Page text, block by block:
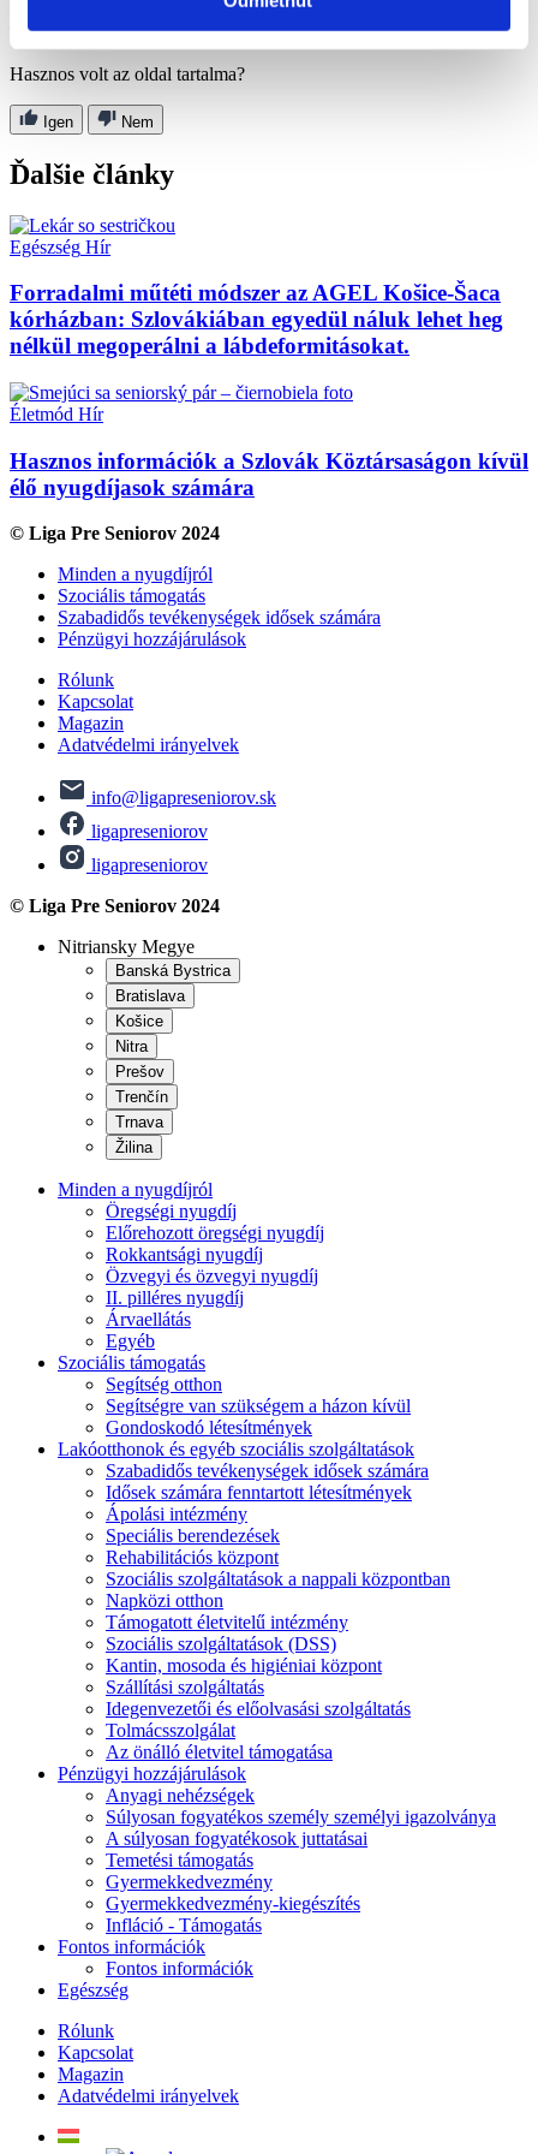
További információ:Foglalkoztatás: employment.gov.sk
Hasznos volt az oldal tartalma?
Igen Nem
Ďalšie články
Egészség Hír
Forradalmi műtéti módszer az AGEL Košice-Šaca
kórházban: Szlovákiában egyedül náluk lehet heg
nélkül megoperálni a lábdeformitásokat.
Életmód Hír
Hasznos információk a Szlovák Köztársaságon kívül
élő nyugdíjasok számára
© Liga Pre Seniorov 2024
Minden a nyugdíjról
Szociális támogatás
Szabadidős tevékenységek idősek számára
Pénzügyi hozzájárulások
Rólunk
Kapcsolat
Magazin
Adatvédelmi irányelvek
info@ligapreseniorov.sk
ligapreseniorov
ligapreseniorov
© Liga Pre Seniorov 2024
Nitriansky Megye
Banská Bystrica
Bratislava
Košice
Nitra
Prešov
Trenčín
Trnava
Žilina
Minden a nyugdíjról
Öregségi nyugdíj
Előrehozott öregségi nyugdíj
Rokkantsági nyugdíj
Özvegyi és özvegyi nyugdíj
II. pilléres nyugdíj
Árvaellátás
Egyéb
Szociális támogatás
Segítség otthon
Segítségre van szükségem a házon kívül
Gondoskodó létesítmények
Lakóotthonok és egyéb szociális szolgáltatások
Szabadidős tevékenységek idősek számára
Idősek számára fenntartott létesítmények
Ápolási intézmény
Speciális berendezések
Rehabilitációs központ
Szociális szolgáltatások a nappali központban
Napközi otthon
Támogatott életvitelű intézmény
Szociális szolgáltatások (DSS)
Kantin, mosoda és higiéniai központ
Szállítási szolgáltatás
Idegenvezetői és előolvasási szolgáltatás
Tolmácsszolgálat
Az önálló életvitel támogatása
Pénzügyi hozzájárulások
Anyagi nehézségek
Súlyosan fogyatékos személy személyi igazolványa
A súlyosan fogyatékosok juttatásai
Temetési támogatás
Gyermekkedvezmény
Gyermekkedvezmény-kiegészítés
Infláció - Támogatás
Fontos információk
Fontos információk
Egészség
Rólunk
Kapcsolat
Magazin
Adatvédelmi irányelvek